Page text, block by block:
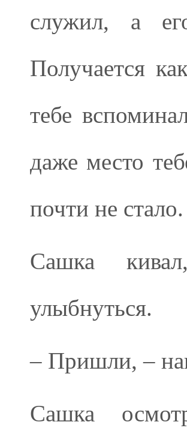
служил, а
Получается
тебе
даже место
почти не
Сашка
улыбнуться.
– Пришли, –
Сашка